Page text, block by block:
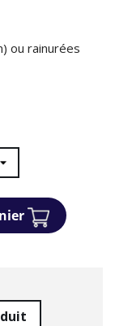
ou rainurées